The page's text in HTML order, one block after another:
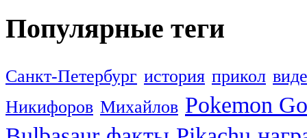
Популярные теги
Санкт-Петербург история прикол
Никифоров Михайлов Pokemon Go